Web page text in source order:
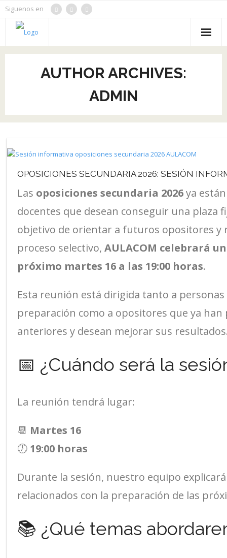
Siguenos en
Inicio
Oposiciones
Noticias
Aulacom
Tienda
AUTHOR ARCHIVES:
ADMIN
OPOSICIONES SECUNDARIA 2026: SESIÓN
Las oposiciones secundaria 2026ya
docentes que desean conseguir una plaza
objetivo de orientar a futuros opositores y
proceso selectivo, AULACOM celebrará
próximo martes 16 a las 19:00 horas.
Esta reunión está dirigida tanto a
preparación como a opositores que ya
anteriores y desean mejorar sus
📅 ¿Cuándo será la
La reunión tendrá lugar:
📆 Martes 16
🕖 19:00 horas
Durante la sesión, nuestro equipo
relacionados con la preparación de las
📚 ¿Qué temas